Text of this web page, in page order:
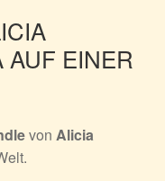
AUF EINER
von Alicia